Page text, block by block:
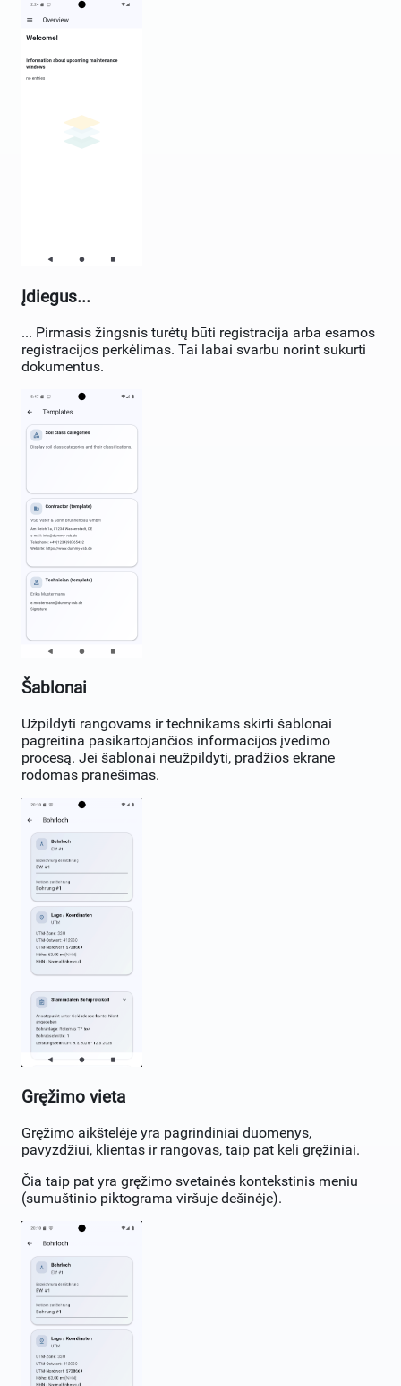
Įdiegus...
... Pirmasis žingsnis turėtų būti registracija arba esamos
registracijos perkėlimas. Tai labai svarbu norint sukurti
dokumentus.
Šablonai
Užpildyti rangovams ir technikams skirti šablonai
pagreitina pasikartojančios informacijos įvedimo
procesą. Jei šablonai neužpildyti, pradžios ekrane
rodomas pranešimas.
Gręžimo vieta
Gręžimo aikštelėje yra pagrindiniai duomenys,
pavyzdžiui, klientas ir rangovas, taip pat keli gręžiniai.
Čia taip pat yra gręžimo svetainės kontekstinis meniu
(sumuštinio piktograma viršuje dešinėje).